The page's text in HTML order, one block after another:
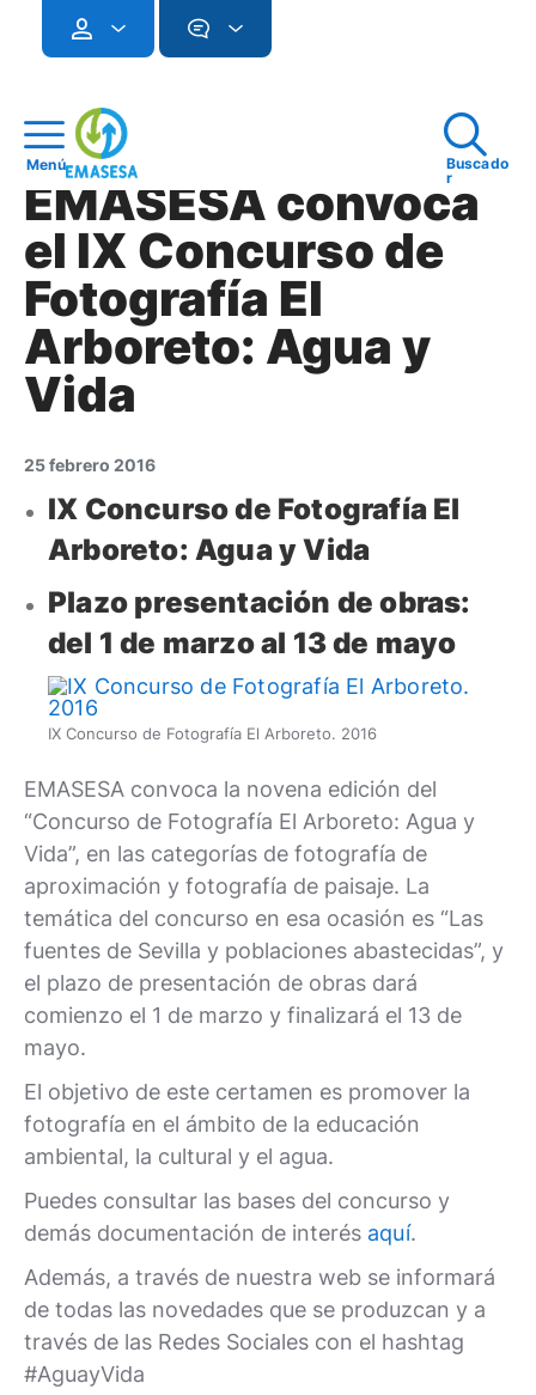
Menú
Buscado
r
EMASESA convoca
el IX Concurso de
Fotografía El
Arboreto: Agua y
Vida
25 febrero 2016
IX Concurso de Fotografía El
Arboreto: Agua y Vida
Plazo presentación de obras:
del 1 de marzo al 13 de mayo
IX Concurso de Fotografía El Arboreto. 2016
EMASESA convoca la novena edición del
“Concurso de Fotografía El Arboreto: Agua y
Vida”, en las categorías de fotografía de
aproximación y fotografía de paisaje. La
temática del concurso en esa ocasión es “Las
fuentes de Sevilla y poblaciones abastecidas”, y
el plazo de presentación de obras dará
comienzo el 1 de marzo y finalizará el 13 de
mayo.
El objetivo de este certamen es promover la
fotografía en el ámbito de la educación
ambiental, la cultural y el agua.
Puedes consultar las bases del concurso y
demás documentación de interés aquí.
Además, a través de nuestra web se informará
de todas las novedades que se produzcan y a
través de las Redes Sociales con el hashtag
#AguayVida